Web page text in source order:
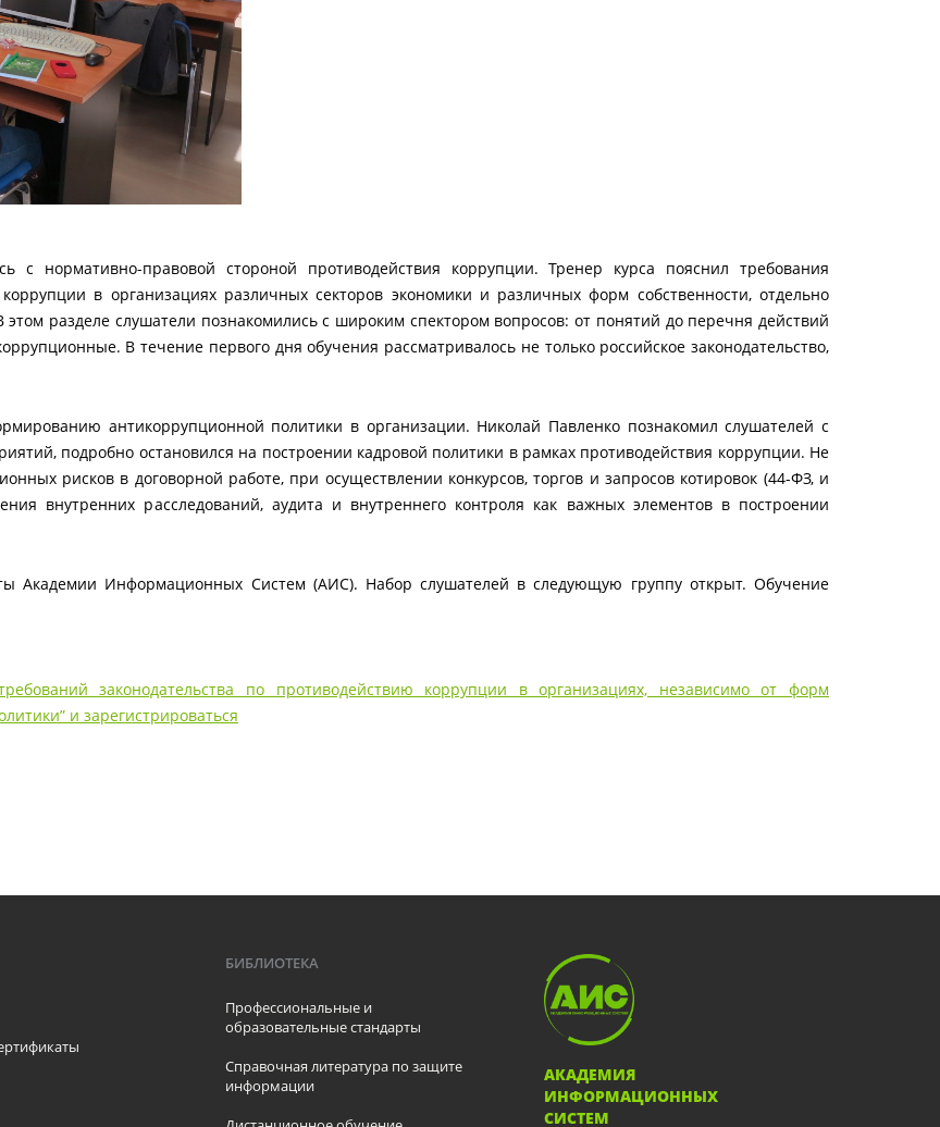
с нормативно-правовой стороной противодействия коррупции. Тренер курса пояснил требования
коррупции в организациях различных секторов экономики и различных форм собственности, отдельно
этом разделе слушатели познакомились с широким спектором вопросов: от понятий до перечня действий
В течение первого дня обучения рассматривалось не только российское законодательство,
антикоррупционной политики в организации. Николай Павленко познакомил слушателей с
подробно остановился на построении кадровой политики в рамках противодействия коррупции. Не
рисков в договорной работе, при осуществлении конкурсов, торгов и запросов котировок (44-ФЗ, и
внутренних расследований, аудита и внутреннего контроля как важных элементов в построении
Академии Информационных Систем (АИС). Набор слушателей в следующую группу открыт. Обучение
законодательства по противодействию коррупции в организациях, независимо от форм
и зарегистрироваться
БИБЛИОТЕКА
Профессиональные и
образовательные стандарты
Справочная литература по защите
информации
АКАДЕМИЯ
ИНФОРМАЦИОННЫХ
СИСТЕМ